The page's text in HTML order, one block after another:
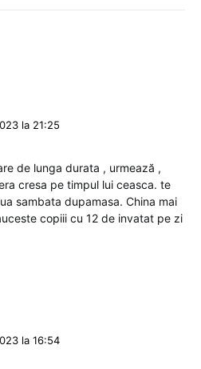
la 21:25
de lunga durata , urmează ,
cresa pe timpul lui ceasca. te
sambata dupamasa. China mai
copiii cu 12 de invatat pe zi
la 16:54